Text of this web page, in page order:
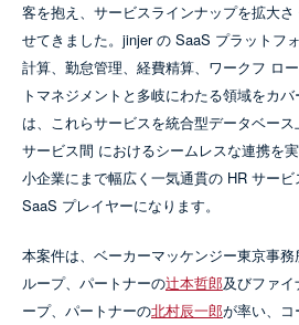
客を抱え、サービスラインナップを拡大
せてきました。jinjer の SaaS プラットフ
計算、勤怠管理、経費精算、ワークフ ロ
トマネジメントと多岐にわたる領域をカ
は、これらサービスを統合型データベー
サービス間 におけるシームレスな連携を
小企業にまで幅広く一気通貫の HR サー
SaaS プレイヤーになります。
本案件は、ベーカーマッケンジー東京事
ループ、パートナーの辻本哲郎及びファ
ープ、パートナーの北村辰一郎が率い、コ